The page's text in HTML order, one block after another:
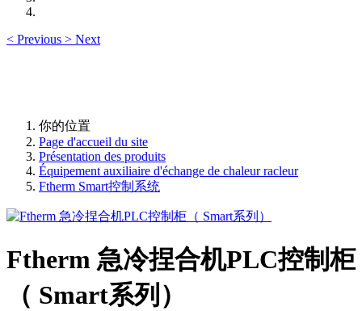
< Previous > Next
你的位置
Page d'accueil du site
Présentation des produits
Équipement auxiliaire d'échange de chaleur racleur
Ftherm Smart控制系统
Ftherm 急冷捏合机PLC控制柜
（ Smart系列）